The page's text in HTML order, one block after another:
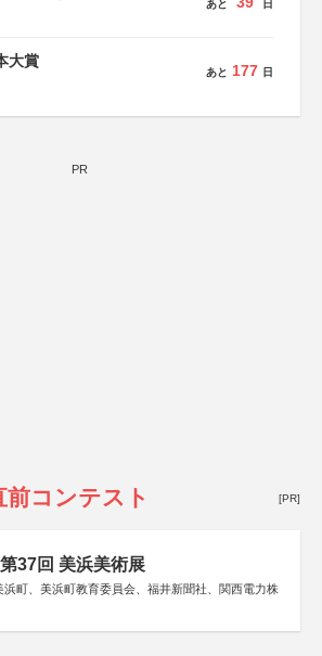
あと 日
大賞
あと 177 日
PR
コンテスト [PR]
37回 美浜美術展
浜町、美浜町教育委員会、福井新聞社、関西電力株